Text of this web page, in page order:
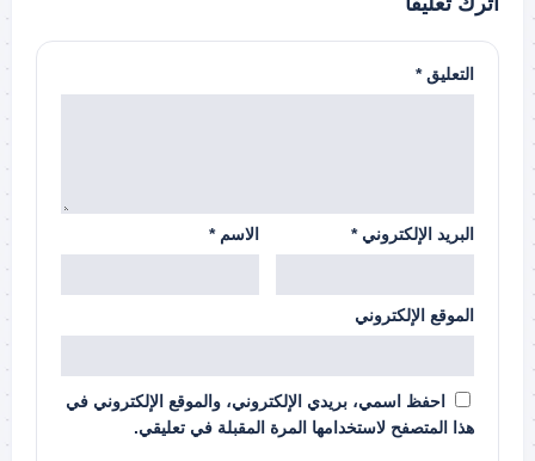
التعليق*
الاسم* البريد الإلكتروني*
الموقع الإلكتروني
احفظ اسمي، بريدي الإلكتروني، والموقع الإلكتروني في
هذا المتصفح لاستخدامها المرة المقبلة في تعليقي.